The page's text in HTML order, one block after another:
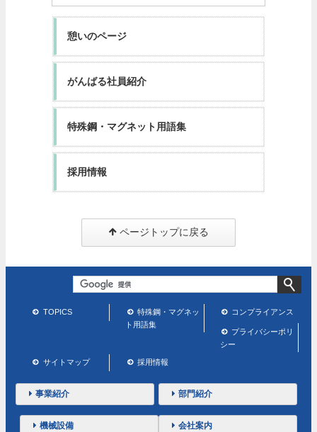
憩いのページ
がんばる社員紹介
特殊鋼・マグネット用語集
採用情報
ページトップに戻る
TOPICS
特殊鋼・マグネッ
ト用語集
コンプライアンス
プライバシーポリ
シー
サイトマップ 採用情報
事業紹介 部門紹介
機械設備 会社案内